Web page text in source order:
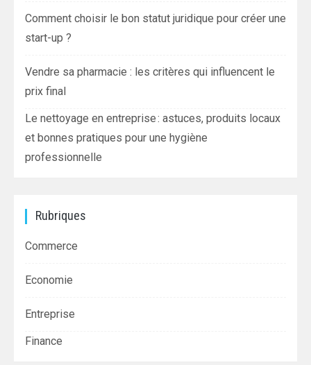
Comment choisir le bon statut juridique pour créer une
start-up ?
Vendre sa pharmacie : les critères qui influencent le
prix final
Le nettoyage en entreprise : astuces, produits locaux
et bonnes pratiques pour une hygiène
professionnelle
Rubriques
Commerce
Economie
Entreprise
Finance